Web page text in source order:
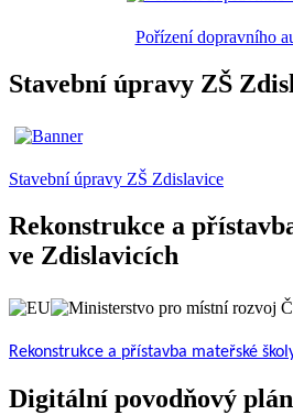
Pořízení dopravního
Stavební úpravy ZŠ
Stavební úpravy ZŠ Zdislavice
Rekonstrukce a
ve Zdislavicích
Rekonstrukce a přístavba mateřské
Digitální povodňový plán